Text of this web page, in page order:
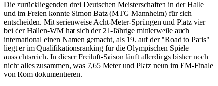
Die zurückliegenden drei Deutschen Meisterschaften in der Halle
und im Freien konnte Simon Batz (MTG Mannheim) für sich
entscheiden. Mit serienweise Acht-Meter-Sprüngen und Platz vier
bei der Hallen-WM hat sich der 21-Jährige mittlerweile auch
international einen Namen gemacht, als 19. auf der "Road to Paris"
liegt er im Qualifikationsranking für die Olympischen Spiele
aussichtsreich. In dieser Freiluft-Saison läuft allerdings bisher noch
nicht alles zusammen, was 7,65 Meter und Platz neun im EM-Finale
von Rom dokumentieren.